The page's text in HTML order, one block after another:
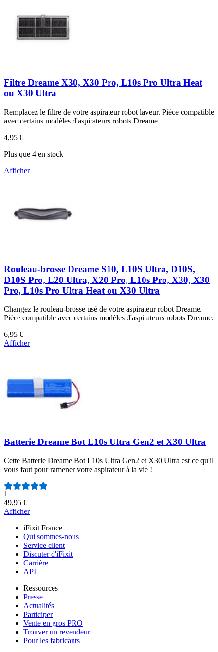
Filtre Dreame X30, X30 Pro, L10s Pro Ultra Heat
ou X30 Ultra
Remplacez le filtre de votre aspirateur robot laveur. Pièce compatible
avec certains modèles d'aspirateurs robots Dreame.
4,95 €
Plus que 4 en stock
Afficher
Rouleau-brosse Dreame S10, L10S Ultra, D10S,
D10S Pro, L20 Ultra, X20 Pro, L10s Pro, X30, X30
Pro, L10s Pro Ultra Heat ou X30 Ultra
Changez le rouleau-brosse usé de votre aspirateur robot Dreame.
Pièce compatible avec certains modèles d'aspirateurs robots Dreame.
6,95 €
Afficher
Batterie Dreame Bot L10s Ultra Gen2 et X30 Ultra
Cette Batterie Dreame Bot L10s Ultra Gen2 et X30 Ultra est ce qu'il
vous faut pour ramener votre aspirateur à la vie !
Nombre d'avis :
1
49,95 €
Afficher
iFixit France
Qui sommes-nous
Service client
Discuter d'iFixit
Carrière
API
Ressources
Presse
Actualités
Participer
Vente en gros PRO
Trouver un revendeur
Pour les fabricants